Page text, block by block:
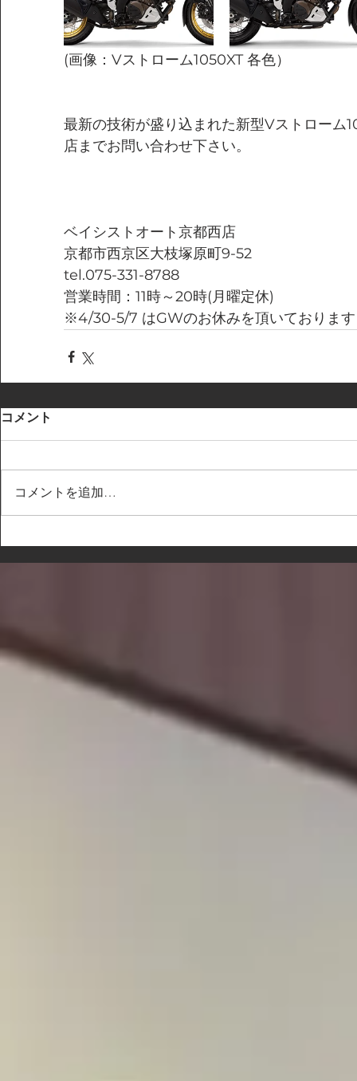
(画像：Vストローム1050XT 各色）
最新の技術が盛り込まれた新型Vストローム
店までお問い合わせ下さい。
ベイシストオート京都西店
京都市西京区大枝塚原町9-52
tel.075-331-8788
営業時間：11時～20時(月曜定休)
※4/30-5/7 はGWのお休みを頂いております
コメント
コメントを追加…